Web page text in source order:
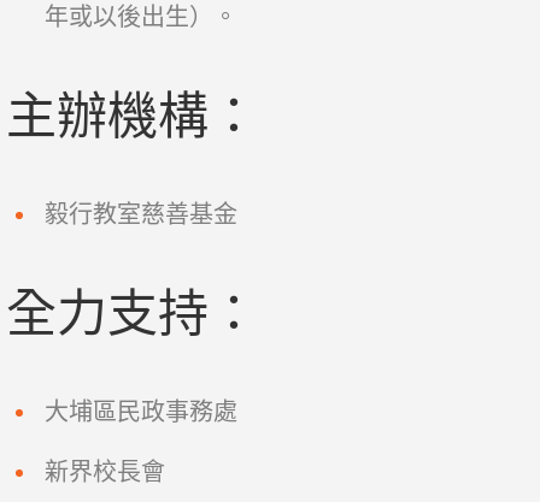
年或以後出生）。
主辦機構：
毅行教室慈善基金
全力支持：
大埔區民政事務處
新界校長會